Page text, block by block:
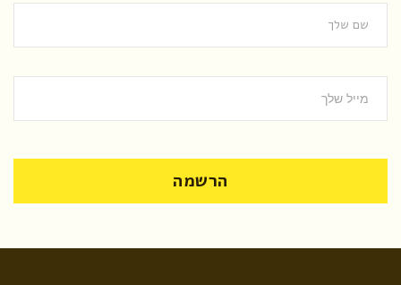
הרשמה